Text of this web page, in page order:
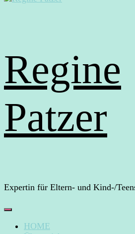
Regine
Patzer
Expertin für Eltern- und Kind-/
HOME